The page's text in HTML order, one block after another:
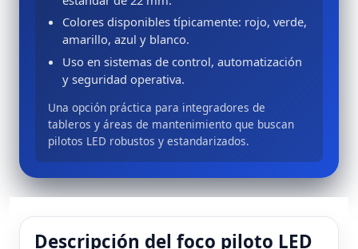
Colores disponibles típicamente: rojo, verde,
amarillo, azul y blanco.
Uso en sistemas de control, automatización
y seguridad operativa.
Una opción práctica para integradores de
tableros y áreas de mantenimiento que buscan
pilotos LED robustos y estandarizados.
Descripción del foco piloto LED